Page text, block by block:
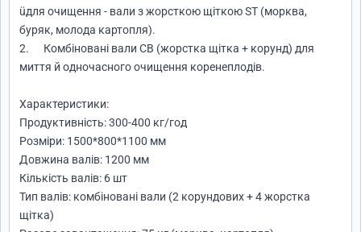
üдля очищення - вали з жорсткою щіткою ST (морква,
буряк, молода картопля).
2. Комбіновані вали CB (жорстка щітка + корунд) для
миття й одночасного очищення коренеплодів.
Характеристики:
Продуктивність: 300-400 кг/год
Розміри: 1500*800*1100 мм
Довжина валів: 1200 мм
Кількість валів: 6 шт
Тип валів: комбіновані вали (2 корундових + 4 жорстка
щітка)